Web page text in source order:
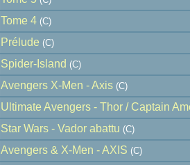
Tome 4 (C)
Prélude (C)
Spider-Island (C)
Avengers X-Men - Axis (C)
Ultimate Avengers - Thor / Captain
Star Wars - Vador abattu (C)
Avengers & X-Men - AXIS (C)